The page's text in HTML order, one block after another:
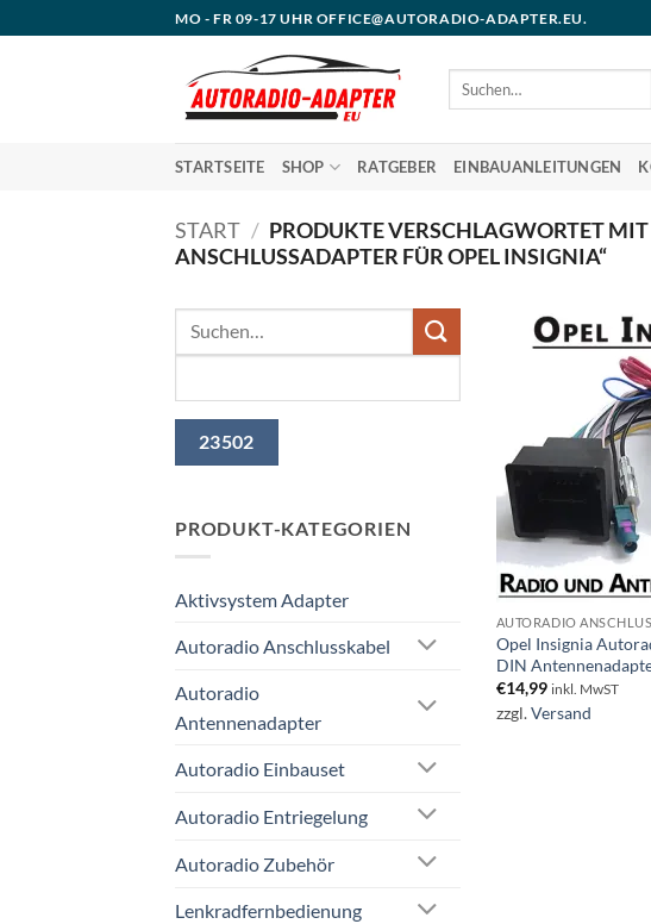
Inhalt
MO - FR 09-17 UHR OFFICE@AUTORADIO-ADAPTER.EU.
Suchen
STARTSEITE SHOP RATGEBER EINBAUANLEITUNGEN
START / PRODUKTE VERSCHLAGWORTET
ANSCHLUSSADAPTER FÜR OPEL INSIGNIA“
PRODUKT-KATEGORIEN
Aktivsystem Adapter
Autoradio Anschlusskabel
Autoradio
Antennenadapter
Autoradio Einbauset
Autoradio Entriegelung
Autoradio Zubehör
Lenkradfernbedienung
AUTORADIO
Opel Insignia
DIN
€14,99 inkl. MwST
zzgl.Versand